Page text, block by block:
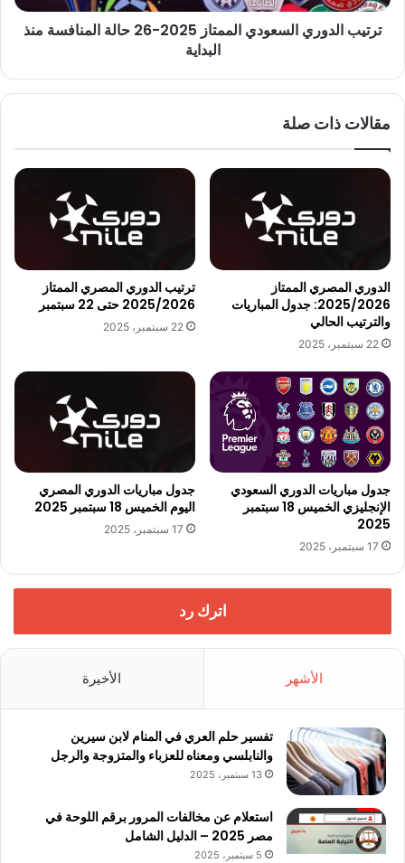
منذ
البداية
ترتيب الدوري السعودي الممتاز 2025-26 حالة المنافسة منذ
البداية
مقالات ذات صلة
الدوري المصري الممتاز
2025/2026: جدول المباريات
والترتيب الحالي
22 سبتمبر، 2025
ترتيب الدوري المصري الممتاز
2025/2026 حتى 22 سبتمبر
22 سبتمبر، 2025
جدول مباريات الدوري السعودي
الإنجليزي الخميس 18 سبتمبر
2025
17 سبتمبر، 2025
جدول مباريات الدوري المصري
اليوم الخميس 18 سبتمبر 2025
17 سبتمبر، 2025
اترك رد
الأشهر الأخيرة
تفسير حلم العري في المنام لابن سيرين
والنابلسي ومعناه للعزباء والمتزوجة والرجل
13 سبتمبر، 2025
استعلام عن مخالفات المرور برقم اللوحة في
مصر 2025 – الدليل الشامل
5 سبتمبر، 2025